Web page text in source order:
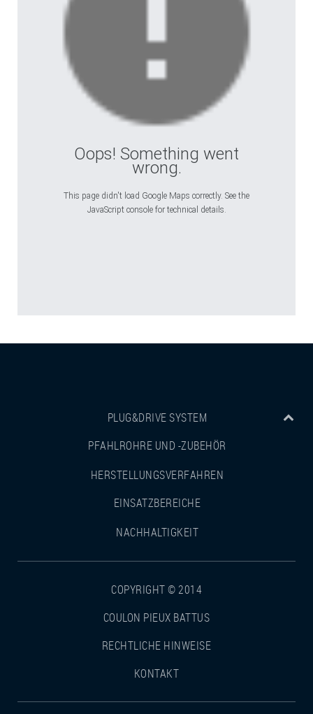
Oops! Something went
wrong.
This page didn't load Google Maps correctly. See the
JavaScript console for technical details.
PLUG&DRIVE SYSTEM
PFAHLROHRE UND -ZUBEHÖR
HERSTELLUNGSVERFAHREN
EINSATZBEREICHE
NACHHALTIGKEIT
COPYRIGHT © 2014
COULON PIEUX BATTUS
RECHTLICHE HINWEISE
KONTAKT